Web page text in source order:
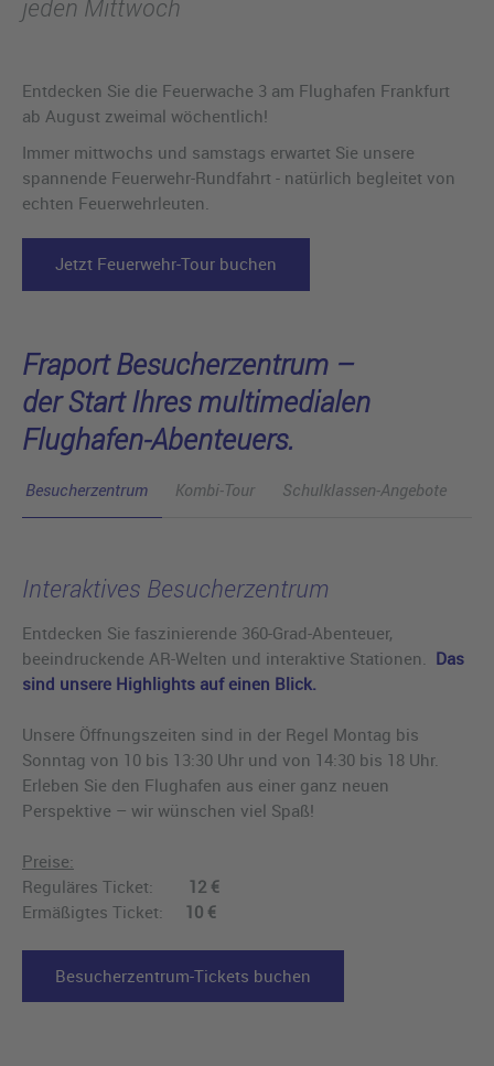
jeden Mittwoch
Entdecken Sie die Feuerwache 3 am Flughafen Frankfurt
ab August zweimal wöchentlich!
Immer mittwochs und samstags erwartet Sie unsere
spannende Feuerwehr-Rundfahrt - natürlich begleitet von
echten Feuerwehrleuten.
Jetzt Feuerwehr-Tour buchen
Fraport Besucherzentrum –
der Start Ihres multimedialen
Flughafen-Abenteuers.
Besucherzentrum Kombi-Tour Schulklassen-Angebote
Interaktives Besucherzentrum
Entdecken Sie faszinierende 360-Grad-Abenteuer,
beeindruckende AR-Welten und interaktive Stationen. Das
sind unsere Highlights auf einen Blick.
Unsere Öffnungszeiten sind in der Regel Montag bis
Sonntag von 10 bis 13:30 Uhr und von 14:30 bis 18 Uhr.
Erleben Sie den Flughafen aus einer ganz neuen
Perspektive – wir wünschen viel Spaß!
Preise:
Reguläres Ticket: 12 €
Ermäßigtes Ticket: 10 €
Besucherzentrum-Tickets buchen